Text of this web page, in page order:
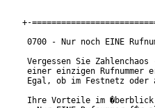
+-
0700 - Nur noch EINE
Vergessen Sie
einer einzigen Rufnummer
Egal, ob im Festnetz oder
Ihre Vorteile im